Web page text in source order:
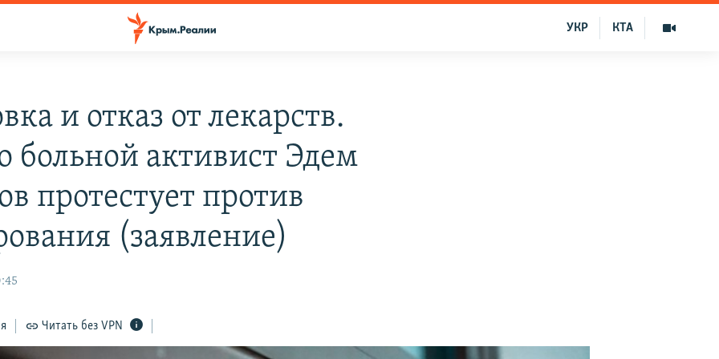
КТА
УКР
и отказ от лекарств.
больной активист Эдем
протестует против
(заявление)
Читать без VPN